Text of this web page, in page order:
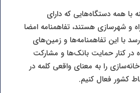
با همه دستگاه‌هایی که دارای
و شهرسازی هستند، تفاهمنامه امضا
با این تفاهمنامه‌ها و زمین‌های
در کنار حمایت بانک‌ها و مشارکت
را به معنای واقعی کلمه در
کشور فعال کنیم.